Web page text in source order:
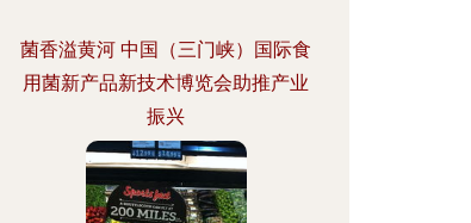
菌香溢黄河 中国（三门峡）国际食
用菌新产品新技术博览会助推产业
振兴